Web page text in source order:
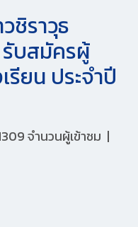
ชิราวุธ
รับสมัครผู้
รียน ประจำปี
จำนวนผู้เข้าชม |